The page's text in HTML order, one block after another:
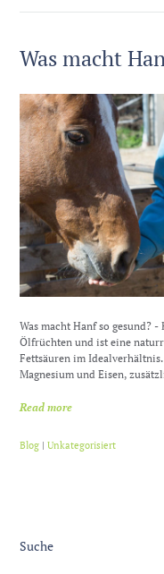
Was macht
Was macht Hanf so gesund?
Ölfrüchten und ist eine
Fettsäuren im
Magnesium und Eisen,
Read more
Blog |Unkategorisiert
Suche